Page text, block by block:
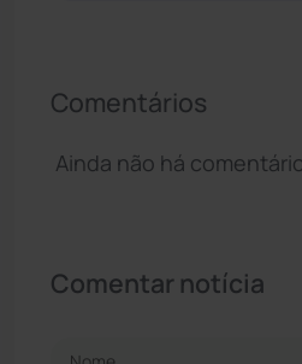
Comentários
Ainda não há
Comentar notícia